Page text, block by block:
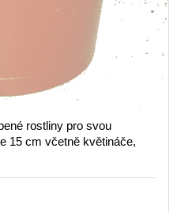
rostliny pro svou
15 cm včetně květináče,